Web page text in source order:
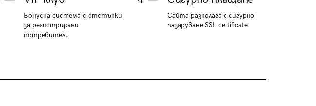
Бонусна система с отстъпки
за регистрирани
потребители
Сайта разполага с сигурно
пазаруване SSL certificate